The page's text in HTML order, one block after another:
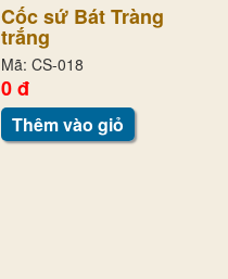
Cốc sứ Bát Tràng
trắng
Mã: CS-018
0 đ
Thêm vào giỏ